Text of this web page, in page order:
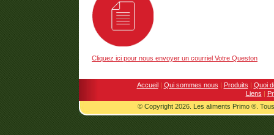
Cliquez ici pour nous envoyer un courriel Votre Queston
Accueil | Qui sommes nous | Produits | Quoi
Liens |
© Copyright 2026. Les aliments Primo ®.